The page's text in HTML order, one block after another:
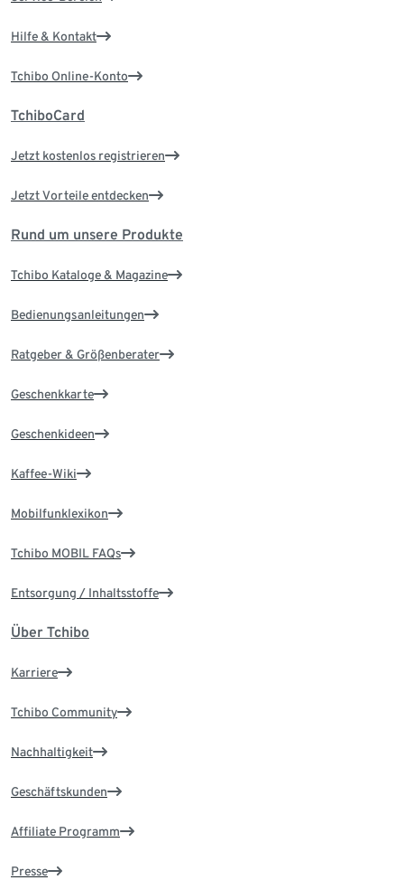
Hilfe & Kontakt
Tchibo Online-Konto
TchiboCard
Jetzt kostenlos registrieren
Jetzt Vorteile entdecken
Rund um unsere Produkte
Tchibo Kataloge & Magazine
Bedienungsanleitungen
Ratgeber & Größenberater
Geschenkkarte
Geschenkideen
Kaffee-Wiki
Mobilfunklexikon
Tchibo MOBIL FAQs
Entsorgung / Inhaltsstoffe
Über Tchibo
Karriere
Tchibo Community
Nachhaltigkeit
Geschäftskunden
Affiliate Programm
Presse